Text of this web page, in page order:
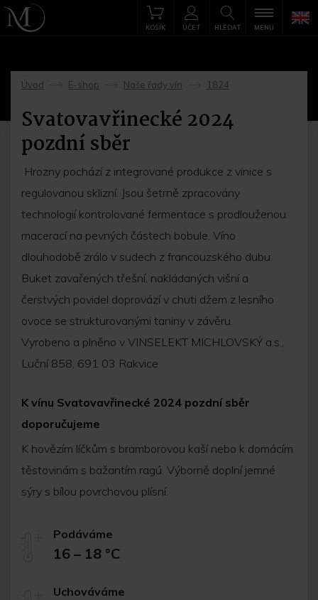
HLEDAT
KOŠÍK ÚČET MENU
Úvod
->
E-shop
->
Naše řady vín
->
1824
Svatovavřinecké 2024
pozdní sběr
Hrozny pochází z integrované produkce z vinice s
regulovanou sklizní. Jsou šetrně zpracovány
technologií kontrolované fermentace s prodlouženou
macerací na pevných částech bobule. Víno
dlouhodobě zrálo v sudech z francouzského dubu.
Buket zavařených třešní, nakládaných višní a
čerstvých povidel doprovází v chuti džem z lesního
ovoce se strukturovanými taniny v závěru.
Vyrobeno a plněno v VINSELEKT MICHLOVSKÝ a.s.,
Luční 858, 691 03 Rakvice
K vínu Svatovavřinecké 2024 pozdní sběr
doporučujeme
K hovězím líčkům s bramborovou kaší nebo k domácím
těstovinám s bažantím ragú. Výborně doplní jemné
sýry s bílou povrchovou plísní.
Podáváme
16 – 18 °C
Uchováváme